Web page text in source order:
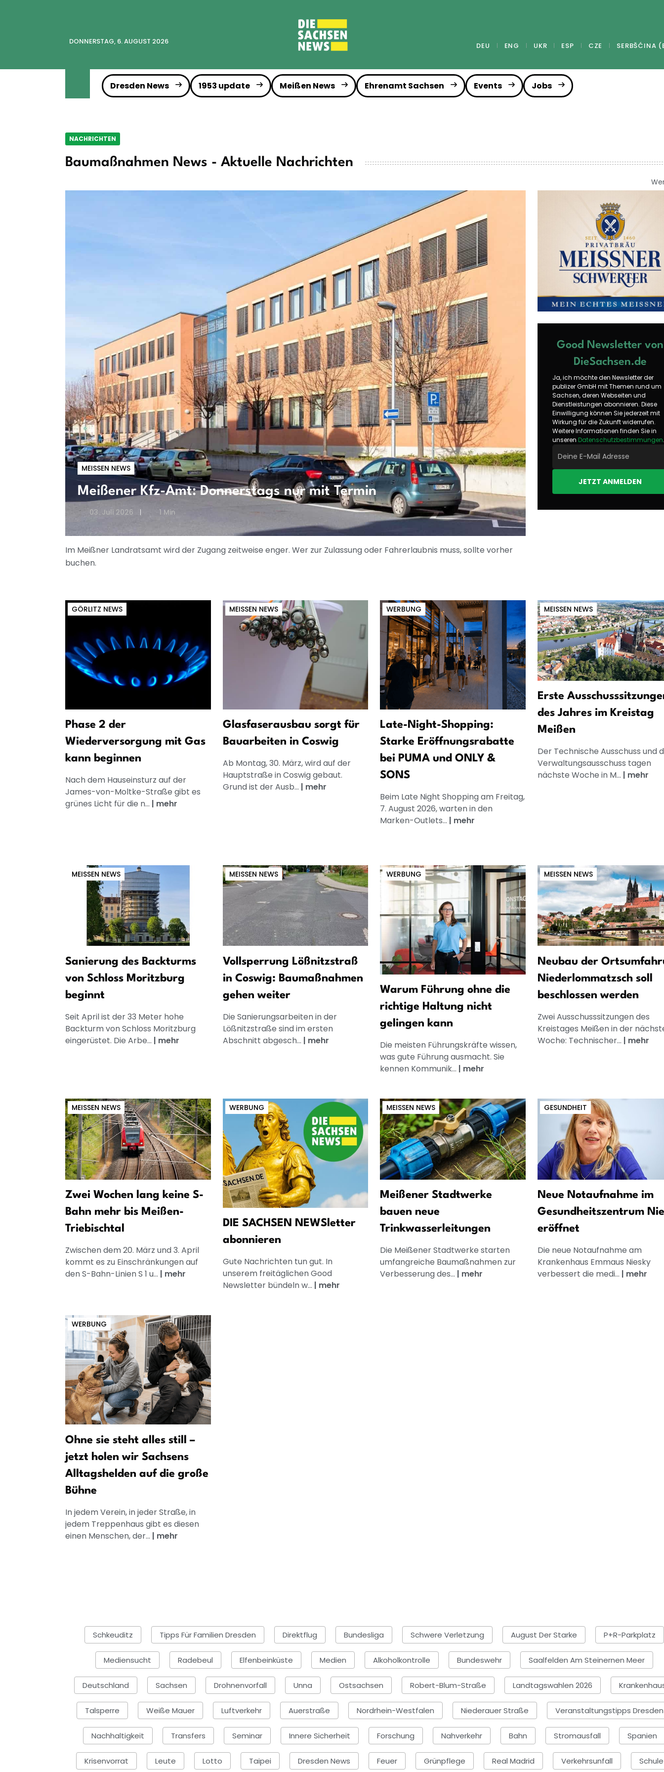
DONNERSTAG, 6. AUGUST 2026 DEU ENG UKR ESP CZE SERBŠĆINA
Dresden News 1953 update Meißen News Ehrenamt Sachsen Events Jobs
NACHRICHTEN
Baumaßnahmen News - Aktuelle Nachrichten
MEISSEN NEWS
Meißener Kfz-Amt: Donnerstags nur mit Termin
03. Juli 2026 1 Min
Im Meißner Landratsamt wird der Zugang zeitweise enger. Wer zur Zulassung oder Fahrerlaubnis muss, sollte vorher
buchen.
Good Newsletter von
DieSachsen.de
Ja, ich möchte den Newsletter der
publizer GmbH mit Themen rund um
Sachsen, deren Webseiten und
Dienstleistungen abonnieren. Diese
Einwilligung können Sie jederzeit mit
Wirkung für die Zukunft widerrufen.
Weitere Informationen finden Sie in
unseren Datenschutzbestimmungen.
JETZT ANMELDEN
GÖRLITZ NEWS
Phase 2 der
Wiederversorgung mit Gas
kann beginnen
Nach dem Hauseinsturz auf der
James-von-Moltke-Straße gibt es
grünes Licht für die n... | mehr
MEISSEN NEWS
Glasfaserausbau sorgt für
Bauarbeiten in Coswig
Ab Montag, 30. März, wird auf der
Hauptstraße in Coswig gebaut.
Grund ist der Ausb... | mehr
WERBUNG
Late-Night-Shopping:
Starke Eröffnungsrabatte
bei PUMA und ONLY &
SONS
Beim Late Night Shopping am Freitag,
7. August 2026, warten in den
Marken-Outlets... | mehr
MEISSEN NEWS
Erste
des Jahres im Kreistag
Meißen
Der Technische Ausschuss und
Verwaltungsausschuss tagen
nächste Woche in M... | mehr
MEISSEN NEWS
Sanierung des Backturms
von Schloss Moritzburg
beginnt
Seit April ist der 33 Meter hohe
Backturm von Schloss Moritzburg
eingerüstet. Die Arbe... | mehr
MEISSEN NEWS
Vollsperrung Lößnitzstraß
in Coswig: Baumaßnahmen
gehen weiter
Die Sanierungsarbeiten in der
Lößnitzstraße sind im ersten
Abschnitt abgesch... | mehr
WERBUNG
Warum Führung ohne die
richtige Haltung nicht
gelingen kann
Die meisten Führungskräfte wissen,
was gute Führung ausmacht. Sie
kennen Kommunik... | mehr
MEISSEN NEWS
Neubau der
Niederlommatzsch soll
beschlossen werden
Zwei Ausschusssitzungen des
Kreistages Meißen in der
Woche: Technischer... | mehr
MEISSEN NEWS
Zwei Wochen lang keine S-
Bahn mehr bis Meißen-
Triebischtal
Zwischen dem 20. März und 3. April
kommt es zu Einschränkungen auf
den S-Bahn-Linien S 1 u... | mehr
WERBUNG
DIE SACHSEN NEWSletter
abonnieren
Gute Nachrichten tun gut. In
unserem freitäglichen Good
Newsletter bündeln w... | mehr
MEISSEN NEWS
Meißener Stadtwerke
bauen neue
Trinkwasserleitungen
Die Meißener Stadtwerke starten
umfangreiche Baumaßnahmen zur
Verbesserung des... | mehr
GESUNDHEIT
Neue Notaufnahme im
Gesundheitszentrum
eröffnet
Die neue Notaufnahme am
Krankenhaus Emmaus Niesky
verbessert die medi... | mehr
WERBUNG
Ohne sie steht alles still –
jetzt holen wir Sachsens
Alltagshelden auf die große
Bühne
In jedem Verein, in jeder Straße, in
jedem Treppenhaus gibt es diesen
einen Menschen, der... | mehr
Schkeuditz Tipps Für Familien Dresden Direktflug Bundesliga Schwere Verletzung August Der Starke P+R-Parkplatz
Mediensucht Radebeul Elfenbeinküste Medien Alkoholkontrolle Bundeswehr Saalfelden Am Steinernen Meer
Deutschland Sachsen Drohnenvorfall Unna Ostsachsen Robert-Blum-Straße Landtagswahlen 2026
Talsperre Weiße Mauer Luftverkehr Auerstraße Nordrhein-Westfalen Niederauer Straße Veranstaltungstipps Dresden
Nachhaltigkeit Transfers Seminar Innere Sicherheit Forschung Nahverkehr Bahn Stromausfall Spanien
Krisenvorrat Leute Lotto Taipei Dresden News Feuer Grünpflege Real Madrid Verkehrsunfall Schule